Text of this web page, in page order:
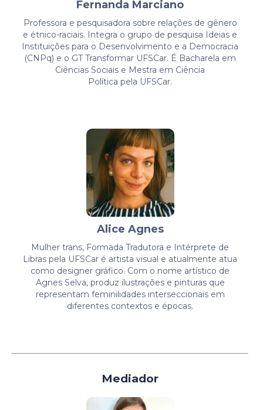
Fernanda Marciano
Professora e pesquisadora sobre relações de gênero
e étnico-raciais. Integra o grupo de pesquisa Ideias e
Instituições para o Desenvolvimento e a Democracia
(CNPq) e o GT Transformar UFSCar. É Bacharela em
Ciências Sociais e Mestra em Ciência
Política pela UFSCar.
Alice Agnes
Mulher trans, Formada Tradutora e Intérprete de
Libras pela UFSCar é artista visual e atualmente atua
como designer gráfico. Com o nome artístico de
Agnes Selva, produz ilustrações e pinturas que
representam feminilidades interseccionais em
diferentes contextos e épocas.
Mediador